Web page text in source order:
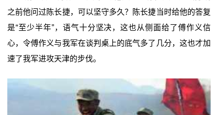
之前他问过陈长捷，可以坚守多久？陈长捷当时给他的答复
是“至少半年”，语气十分坚决，这也从侧面给了傅作义信
心，令傅作义与我军在谈判桌上的底气多了几分，这也才加
速了我军进攻天津的步伐。